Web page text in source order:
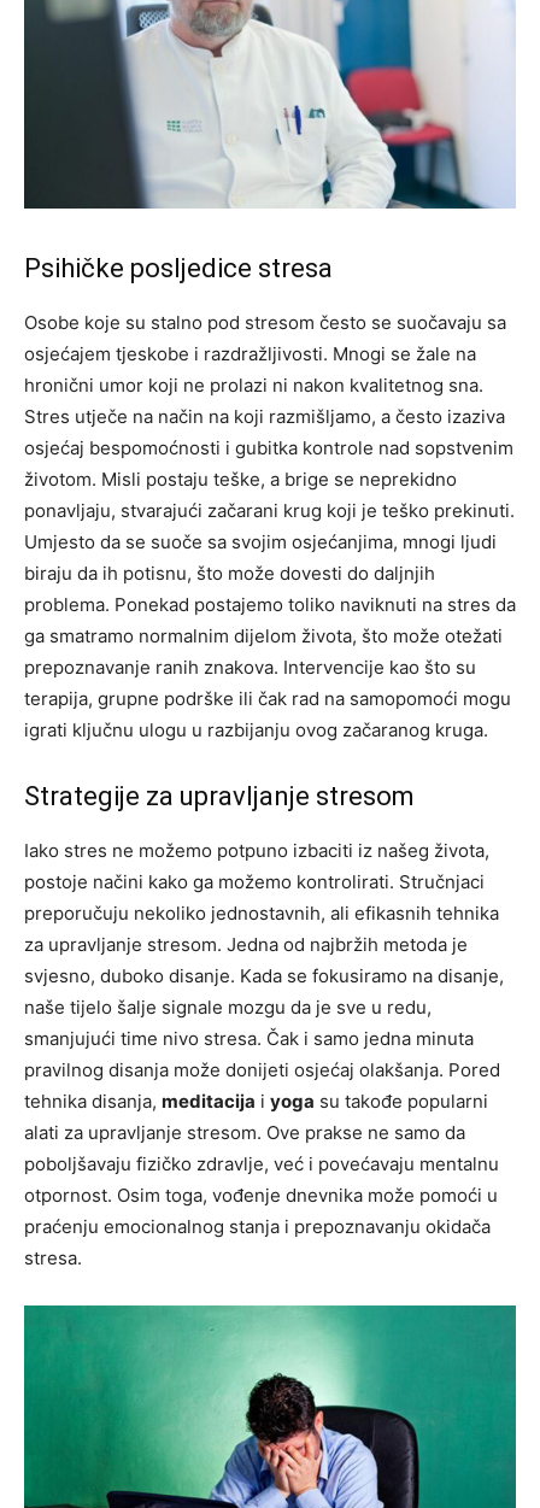
Psihičke posljedice stresa
Osobe koje su stalno pod stresom često se suočavaju sa
osjećajem tjeskobe i razdražljivosti. Mnogi se žale na
hronični umor koji ne prolazi ni nakon kvalitetnog sna.
Stres utječe na način na koji razmišljamo, a često izaziva
osjećaj bespomoćnosti i gubitka kontrole nad sopstvenim
životom. Misli postaju teške, a brige se neprekidno
ponavljaju, stvarajući začarani krug koji je teško prekinuti.
Umjesto da se suoče sa svojim osjećanjima, mnogi ljudi
biraju da ih potisnu, što može dovesti do daljnjih
problema. Ponekad postajemo toliko naviknuti na stres da
ga smatramo normalnim dijelom života, što može otežati
prepoznavanje ranih znakova. Intervencije kao što su
terapija, grupne podrške ili čak rad na samopomoći mogu
igrati ključnu ulogu u razbijanju ovog začaranog kruga.
Strategije za upravljanje stresom
Iako stres ne možemo potpuno izbaciti iz našeg života,
postoje načini kako ga možemo kontrolirati. Stručnjaci
preporučuju nekoliko jednostavnih, ali efikasnih tehnika
za upravljanje stresom. Jedna od najbržih metoda je
svjesno, duboko disanje. Kada se fokusiramo na disanje,
naše tijelo šalje signale mozgu da je sve u redu,
smanjujući time nivo stresa. Čak i samo jedna minuta
pravilnog disanja može donijeti osjećaj olakšanja. Pored
tehnika disanja, meditacija i yoga su takođe popularni
alati za upravljanje stresom. Ove prakse ne samo da
poboljšavaju fizičko zdravlje, već i povećavaju mentalnu
otpornost. Osim toga, vođenje dnevnika može pomoći u
praćenju emocionalnog stanja i prepoznavanju okidača
stresa.